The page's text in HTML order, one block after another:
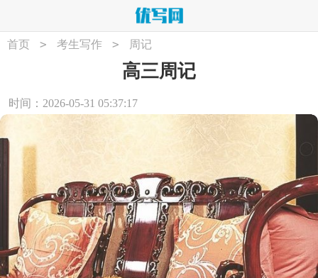
首页 > 考生写作 > 周记
高三周记
时间：2026-05-31 05:37:17